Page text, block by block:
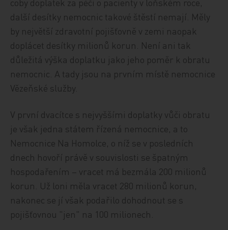
další desítky nemocnic takové štěstí nemají. Měly
by největší zdravotní pojišťovně v zemi naopak
doplácet desítky milionů korun. Není ani tak
důležitá výška doplatku jako jeho poměr k obratu
nemocnic. A tady jsou na prvním místě nemocnice
Vězeňské služby.
V první dvacítce s nejvyššími doplatky vůči obratu
je však jedna státem řízená nemocnice, a to
Nemocnice Na Homolce, o níž se v posledních
dnech hovoří právě v souvislosti se špatným
hospodařením – vracet má bezmála 200 milionů
korun. Už loni měla vracet 280 milionů korun,
nakonec se jí však podařilo dohodnout se s
pojišťovnou "jen" na 100 milionech.